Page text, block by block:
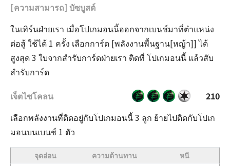
[ความสามารถ] บัซบูสต์
ในเทิร์นฝ่ายเรา เมื่อโปเกมอนนี้ออกจากเบนช์มาที่ตำแหน่ง
ต่อสู้ ใช้ได้ 1 ครั้ง เลือกการ์ด [พลังงานพื้นฐาน[หญ้า]] ได้
สูงสุด 3 ใบจากสำรับการ์ดฝ่ายเรา ติดที่ โปเกมอนนี้ แล้วสับ
สำรับการ์ด
เจ็ตไซโคลน
210
เลือกพลังงานที่ติดอยู่กับโปเกมอนนี้ 3 ลูก ย้ายไปติดกับโปเก
มอนบนเบนช์ 1 ตัว
จุดอ่อน ความต้านทาน หนี